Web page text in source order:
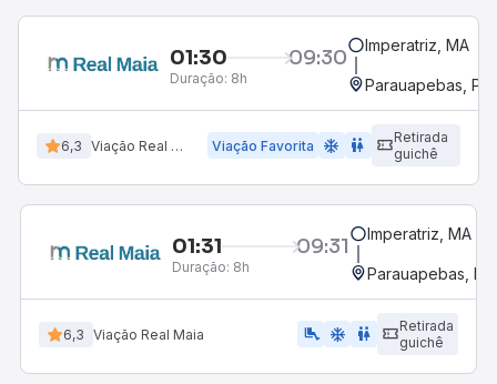
01:30 09:30
Duração: 8h
Imperatriz, MA
Parauapebas, PA
6,3 Viação Real Maia Viação Favorita ac_unit wc
Retirada
guichê
01:31 09:31
Duração: 8h
Imperatriz, MA
Parauapebas, PA
6,3 Viação Real Maia airline_seat_legroom_extra ac_unit wc
Retirada
guichê